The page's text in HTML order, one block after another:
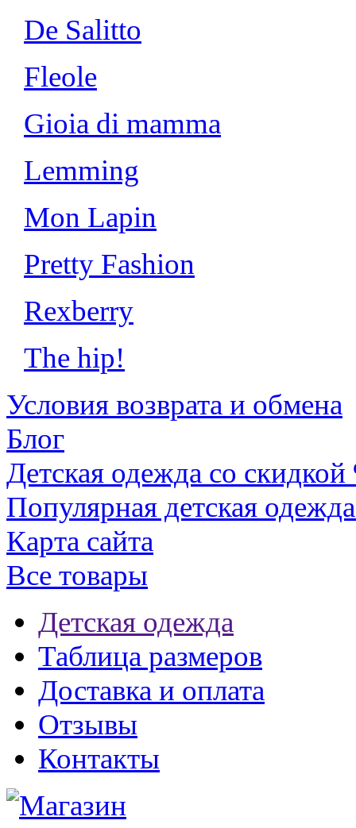
De Salitto
Fleole
Gioia di mamma
Lemming
Mon Lapin
Pretty Fashion
Rexberry
The hip!
Условия возврата и обмена
Блог
Детская одежда со скидкой
Популярная детская
Карта сайта
Все товары
Детская одежда
Таблица размеров
Доставка и оплата
Отзывы
Контакты